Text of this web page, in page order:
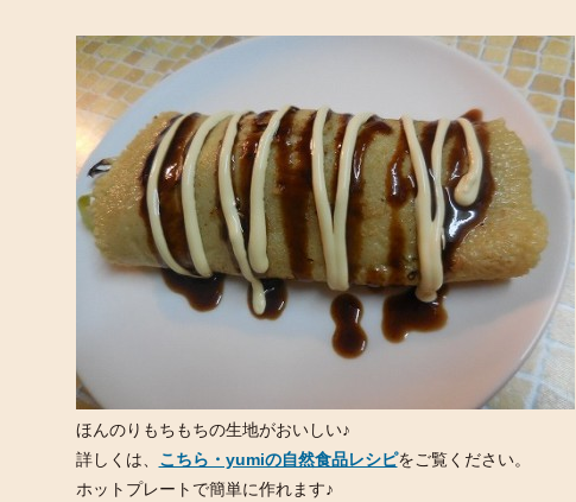
ほんのりもちもちの生地がおいしい♪
詳しくは、 こちら・yumiの自然食品レシピをご覧ください。
ホットプレートで簡単に作れます♪